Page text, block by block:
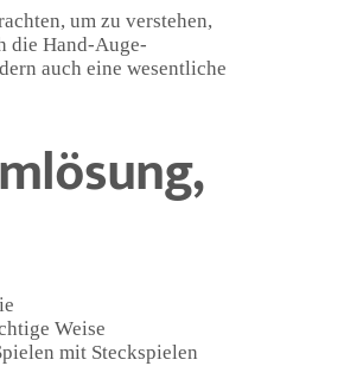
um zu verstehen,
die Hand-Auge-
auch eine wesentliche
Weise
mit Steckspielen